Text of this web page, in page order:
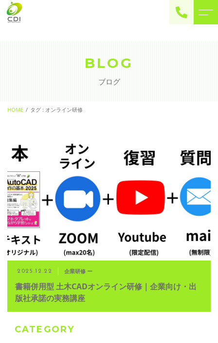
BLOG
ブログ
HOME タグ : オンライン研修
2025.12.22 企業研修 ー
書籍併用型 土木CADオンライン研修｜企業向け・出
版社承諾の実務講座
CATEGORY